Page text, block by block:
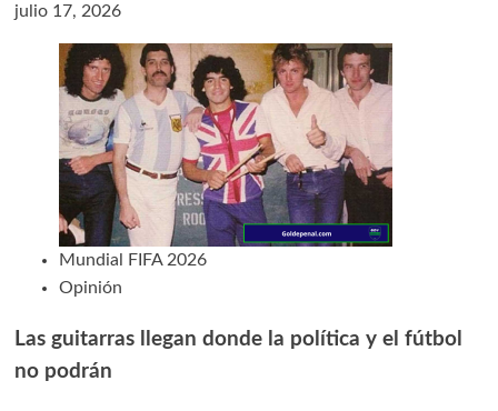
julio 17, 2026
Mundial FIFA 2026
Opinión
Las guitarras llegan donde la política y el fútbol
no podrán